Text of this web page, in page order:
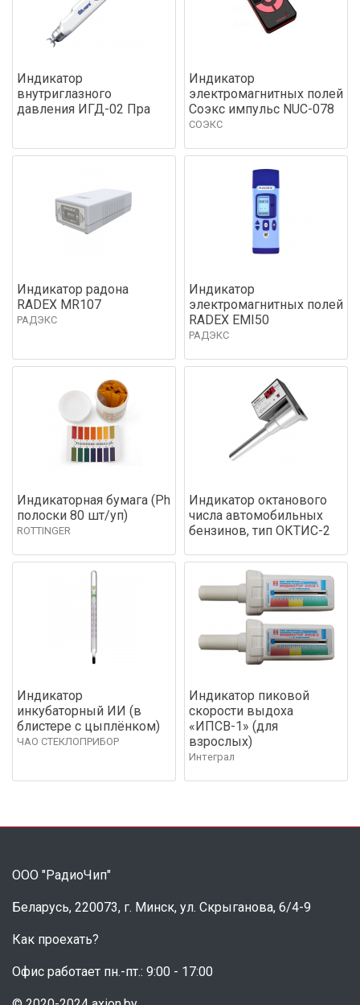
Индикатор
внутриглазного
давления ИГД-02 Пра
Индикатор
электромагнитных полей
Соэкс импульс NUC-078
СОЭКС
Индикатор радона
RADEX MR107
РАДЭКС
Индикатор
электромагнитных полей
RADEX EMI50
РАДЭКС
Индикаторная бумага (Ph
полоски 80 шт/уп)
ROTTINGER
Индикатор октанового
числа автомобильных
бензинов, тип ОКТИС-2
Индикатор
инкубаторный ИИ (в
блистере с цыплёнком)
ЧАО СТЕКЛОПРИБОР
Индикатор пиковой
скорости выдоха
«ИПСВ-1» (для
взрослых)
Интеграл
ООО "РадиоЧип"
Беларусь, 220073, г. Минск, ул. Скрыганова, 6/4-9
Как проехать?
Офис работает пн.-пт.: 9:00 - 17:00